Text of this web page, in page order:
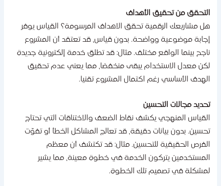
من تحقيق الأهداف
مشاريعك الرقمية تحقق الاهداف المرسومة؟ القياس يوفر
موضوعية وواضحة. بدون قياس، قد تعتقد أن المشروع
بينما الواقع مختلف. مثال: قد تطلق خدمة إلكترونية جديدة
معدل الاستخدام يبقى منخفضا، مما يعني عدم تحقيق
الأساسي رغم اكتمال المشروع تقنيا.
مجالات التحسين
المنهجي يكشف نقاط الضعف والاختناقات التي تحتاج
بدون بيانات دقيقة، قد تعالج المشاكل الخطأ أو تفوّت
الحقيقية للتحسين. مثال: قد تكتشف أن معظم
يتركون الخدمة في خطوة معينة، مما يشير
في تصميم تلك الخطوة.